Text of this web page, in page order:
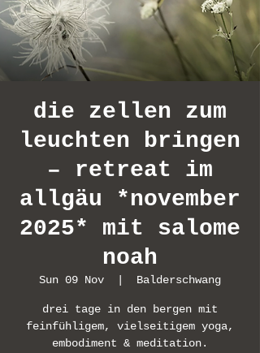
die zellen zum
leuchten bringen
– retreat im
allgäu *november
2025* mit salome
noah
Sun 09 Nov Balderschwang
drei tage in den bergen mit
feinfühligem, vielseitigem yoga,
embodiment & meditation.